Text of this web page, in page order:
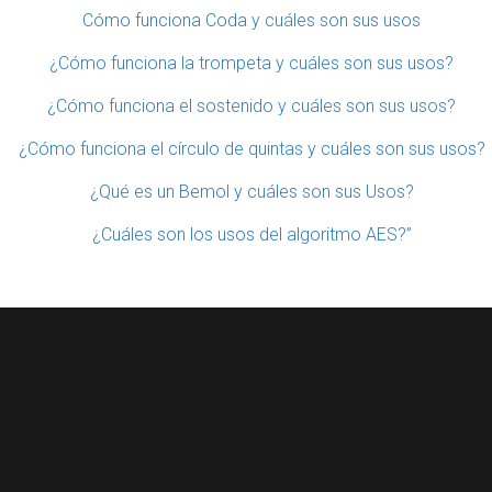
Cómo funciona Coda y cuáles son sus usos
¿Cómo funciona la trompeta y cuáles son sus usos?
¿Cómo funciona el sostenido y cuáles son sus usos?
¿Cómo funciona el círculo de quintas y cuáles son sus usos?
¿Qué es un Bemol y cuáles son sus Usos?
¿Cuáles son los usos del algoritmo AES?”